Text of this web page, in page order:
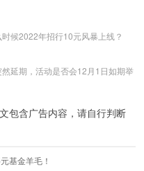
候2022年招行10元风暴上线？
延期，活动是否会12月1日如期举
包含广告内容，请自行判断
基金羊毛！